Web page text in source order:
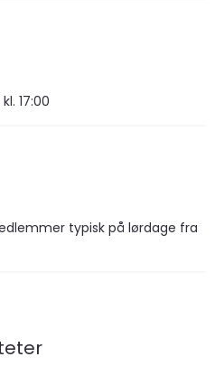
17:00
typisk på lørdage fra